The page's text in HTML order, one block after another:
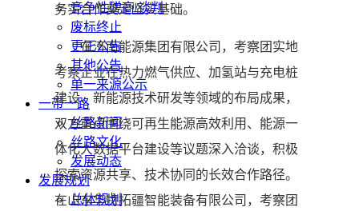
竞争性磋商/谈判
废标终止
更正公告
其他公告
单一来源公示
一带一路
丝路新闻
丝路文化
发展动态
发展规划
总体规划
务实合作奠定坚实基础。
在济南能源集团有限公司，考察团实地
考察企业在热力燃气供应、加氢站与充电桩
建设、新能源技术研发等领域的布局成果，
双方重点围绕可再生能源高效利用、能源一
体化大数据平台建设等议题深入洽谈，积极
探索资源共享、技术协同的长效合作路径。
在山东华特拓疆智能装备有限公司，考察团